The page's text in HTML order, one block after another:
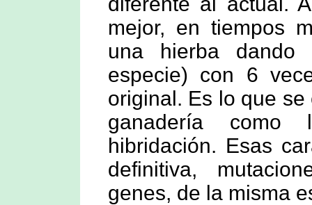
mejor, en tiempos
una hierba
especie) con 6
original. Es lo que
ganadería como
hibridación. Esas
definitiva,
genes, de la misma